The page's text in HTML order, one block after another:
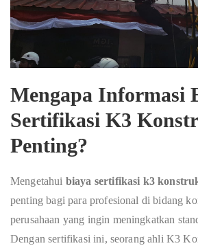
Mengapa Informasi
Sertifikasi K3
Penting?
Mengetahui biaya sertifikasi k3
penting bagi para profesional di bidang
perusahaan yang ingin meningkatkan
Dengan sertifikasi ini, seorang ahli K3